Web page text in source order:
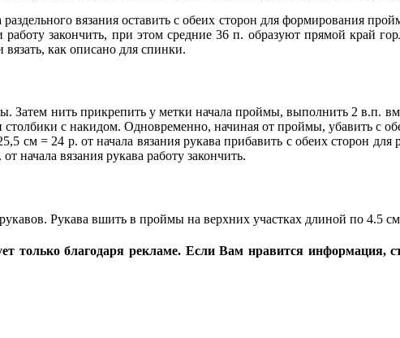
вязания оставить с обеих сторон для формирования
работу закончить, при этом средние 36 п. образуют прямой край
как описано для спинки.
Затем нить прикрепить у метки начала проймы, выполнить 2 в.п.
с накидом. Одновременно, начиная от проймы, убавить с
см = 24 р. от начала вязания рукава прибавить с обеих сторон
начала вязания рукава работу закончить.
Рукава вшить в проймы на верхних участках длиной по 4.5
только благодаря рекламе. Если Вам нравится